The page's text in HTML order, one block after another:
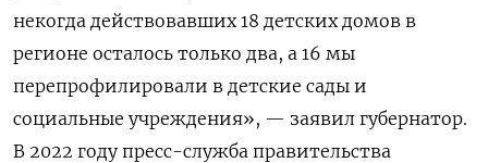
некогда действовавших 18 детских домов в
регионе осталось только два, а 16 мы
перепрофилировали в детские сады и
социальные учреждения», — заявил губернатор.
В 2022 году пресс-служба правительства